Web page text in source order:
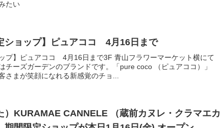
たい
ショップ】ピュアココ 4月16日まで
プ】ピュアココ 4月16日まで3F 青山フラワーマーケット横にて
チーズガーデンのブランドです。「pure coco （ピュアココ）」
さまが笑顔になれる新感覚のチョ...
）KURAMAE CANNELE （蔵前カヌレ・クラマエカ